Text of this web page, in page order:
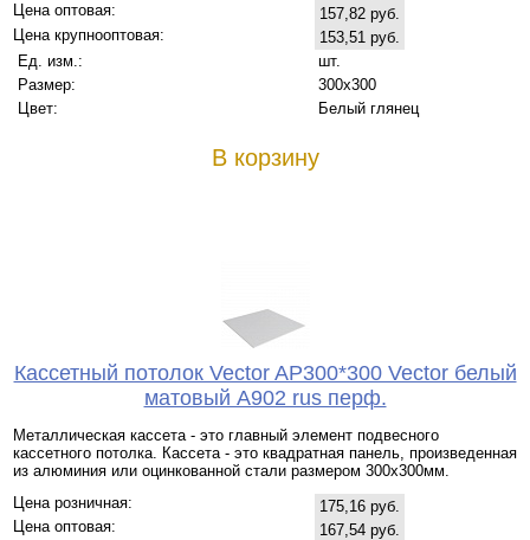
Цена оптовая:
157,82 руб.
Цена крупнооптовая:
153,51 руб.
Ед. изм.:
шт.
Размер:
300x300
Цвет:
Белый глянец
В корзину
Кассетный потолок Vector AP300*300 Vector белый
матовый А902 rus перф.
Металлическая кассета - это главный элемент подвесного
кассетного потолка. Кассета - это квадратная панель, произведенная
из алюминия или оцинкованной стали размером 300х300мм.
Цена розничная:
175,16 руб.
Цена оптовая:
167,54 руб.